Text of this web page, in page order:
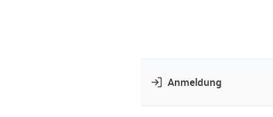
Anmeldung